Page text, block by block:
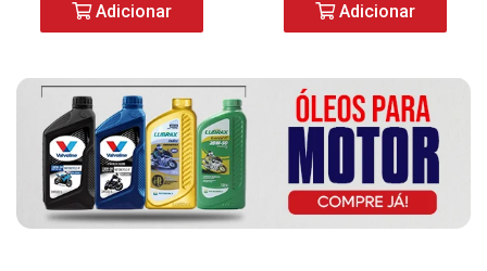
Adicionar Adicionar